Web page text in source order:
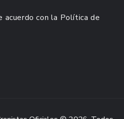
con la Política de